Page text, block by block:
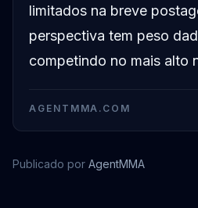
limitados na breve
perspectiva tem peso
competindo no mais alto
AGENTMMA.COM
Publicado por AgentMMA